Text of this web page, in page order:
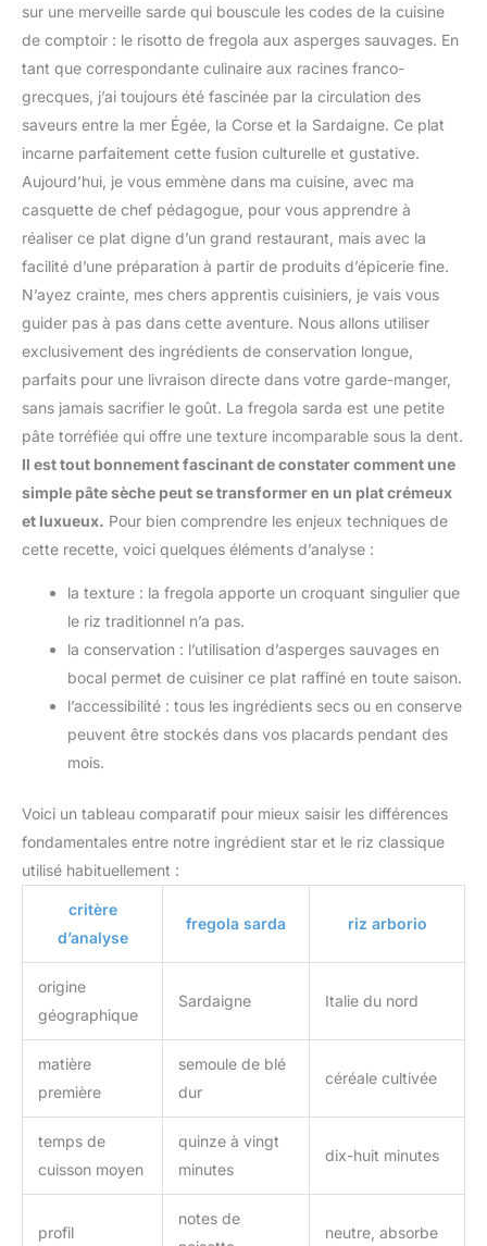
sur une merveille sarde qui bouscule les codes de la cuisine
de comptoir : le risotto de fregola aux asperges sauvages. En
tant que correspondante culinaire aux racines franco-
grecques, j’ai toujours été fascinée par la circulation des
saveurs entre la mer Égée, la Corse et la Sardaigne. Ce plat
incarne parfaitement cette fusion culturelle et gustative.
Aujourd’hui, je vous emmène dans ma cuisine, avec ma
casquette de chef pédagogue, pour vous apprendre à
réaliser ce plat digne d’un grand restaurant, mais avec la
facilité d’une préparation à partir de produits d’épicerie fine.
N’ayez crainte, mes chers apprentis cuisiniers, je vais vous
guider pas à pas dans cette aventure. Nous allons utiliser
exclusivement des ingrédients de conservation longue,
parfaits pour une livraison directe dans votre garde-manger,
sans jamais sacrifier le goût. La fregola sarda est une petite
pâte torréfiée qui offre une texture incomparable sous la dent.
Il est tout bonnement fascinant de constater comment une
simple pâte sèche peut se transformer en un plat crémeux
et luxueux. Pour bien comprendre les enjeux techniques de
cette recette, voici quelques éléments d’analyse :
la texture : la fregola apporte un croquant singulier que
le riz traditionnel n’a pas.
la conservation : l’utilisation d’asperges sauvages en
bocal permet de cuisiner ce plat raffiné en toute saison.
l’accessibilité : tous les ingrédients secs ou en conserve
peuvent être stockés dans vos placards pendant des
mois.
Voici un tableau comparatif pour mieux saisir les différences
fondamentales entre notre ingrédient star et le riz classique
utilisé habituellement :
critère
d’analyse
fregola sarda riz arborio
origine
géographique
Sardaigne Italie du nord
matière
première
semoule de blé
dur
céréale cultivée
temps de
cuisson moyen
quinze à vingt
minutes
dix-huit minutes
profil
notes de
neutre, absorbe